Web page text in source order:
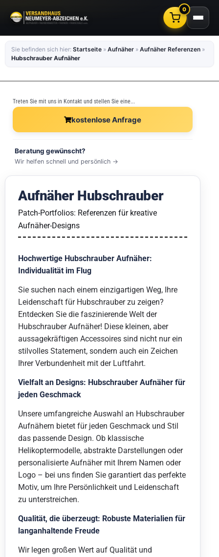
0
Sie befinden sich hier: Startseite » Aufnäher » Aufnäher Referenzen »
Hubschrauber Aufnäher
Treten Sie mit uns in Kontakt und stellen Sie eine...
kostenlose Anfrage
Beratung gewünscht?
Wir helfen schnell und persönlich →
Aufnäher Hubschrauber
Patch-Portfolios: Referenzen für kreative
Aufnäher-Designs
Hochwertige Hubschrauber Aufnäher:
Individualität im Flug
Sie suchen nach einem einzigartigen Weg, Ihre
Leidenschaft für Hubschrauber zu zeigen?
Entdecken Sie die faszinierende Welt der
Hubschrauber Aufnäher! Diese kleinen, aber
aussagekräftigen Accessoires sind nicht nur ein
stilvolles Statement, sondern auch ein Zeichen
Ihrer Verbundenheit mit der Luftfahrt.
Vielfalt an Designs: Hubschrauber Aufnäher für
jeden Geschmack
Unsere umfangreiche Auswahl an Hubschrauber
Aufnähern bietet für jeden Geschmack und Stil
das passende Design. Ob klassische
Helikoptermodelle, abstrakte Darstellungen oder
personalisierte Aufnäher mit Ihrem Namen oder
Logo – bei uns finden Sie garantiert das perfekte
Motiv, um Ihre Persönlichkeit und Leidenschaft
zu unterstreichen.
Qualität, die überzeugt: Robuste Materialien für
langanhaltende Freude
Wir legen großen Wert auf Qualität und